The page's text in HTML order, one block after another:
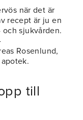
när det är
recept är ju en
sjukvården.
Rosenlund,
till